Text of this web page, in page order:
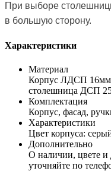
При выборе
в большую сторону.
Характеристики
Материал
Корпус ЛДСП
столешница ДСП
Комплектация
Корпус, фасад,
Характеристики
Цвет корпуса:
Дополнительно
О наличии, цвете и
уточняйте по